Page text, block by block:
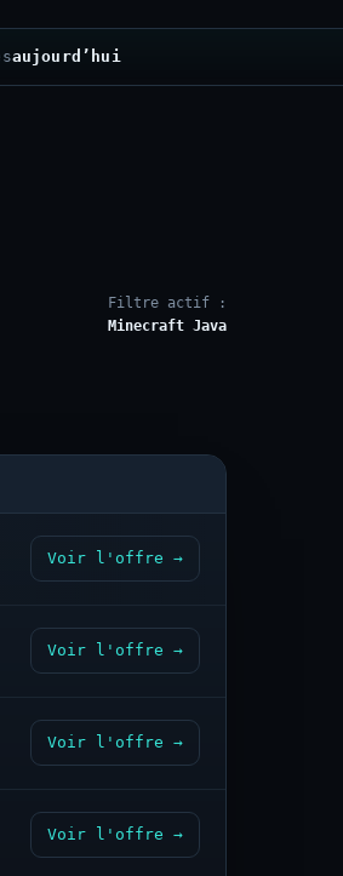
aujourd’hui
Filtre actif :
Minecraft Java
Voir l'offre →
Voir l'offre →
Voir l'offre →
Voir l'offre →